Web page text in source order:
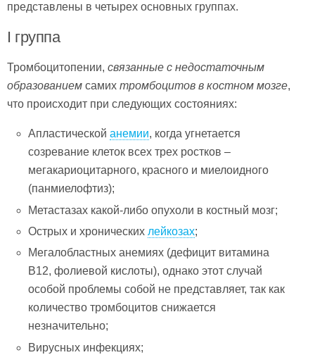
представлены в четырех основных группах.
I группа
Тромбоцитопении, связанные с недостаточным
образованием самих тромбоцитов в костном мозге,
что происходит при следующих состояниях:
Апластическойанемии, когда угнетается
созревание клеток всех трех ростков –
мегакариоцитарного, красного и миелоидного
(панмиелофтиз);
Метастазах какой-либо опухоли в костный мозг;
Острых и хронических лейкозах;
Мегалобластных анемиях (дефицит витамина
В12, фолиевой кислоты), однако этот случай
особой проблемы собой не представляет, так как
количество тромбоцитов снижается
незначительно;
Вирусных инфекциях;